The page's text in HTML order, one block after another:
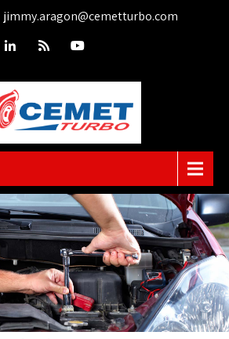
jimmy.aragon@cemetturbo.com